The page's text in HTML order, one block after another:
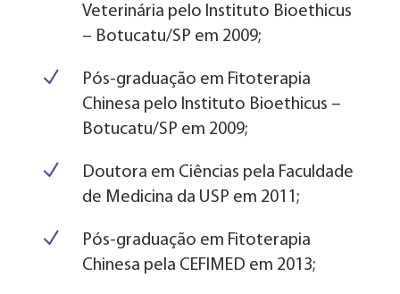
Veterinária pelo Instituto Bioethicus
– Botucatu/SP em 2009;
N
Pós-graduação em Fitoterapia
Chinesa pelo Instituto Bioethicus –
Botucatu/SP em 2009;
N
Doutora em Ciências pela Faculdade
de Medicina da USP em 2011;
N
Pós-graduação em Fitoterapia
Chinesa pela CEFIMED em 2013;